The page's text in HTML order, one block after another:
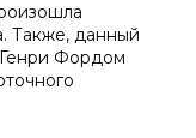
Также, данный
Фордом